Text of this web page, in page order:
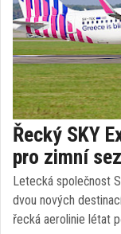
Řecký SKY
pro zimní
Letecká společnost
dvou nových
řecká aerolinie létat